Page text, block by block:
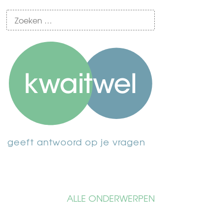
geeft antwoord op je vragen
ALLE ONDERWERPEN